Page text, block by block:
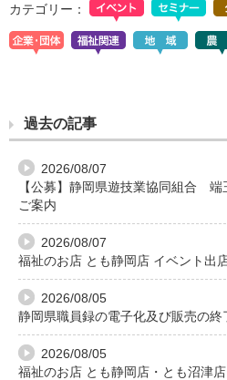
カテゴリー：
過去の記事
2026/08/07
【公募】静岡県遊技業協同組合
ご案内
2026/08/07
福祉のお店 とも静岡店 イベント出
2026/08/05
静岡県職員録の電子化及び販売の終
2026/08/05
福祉のお店 とも静岡店・とも沼津